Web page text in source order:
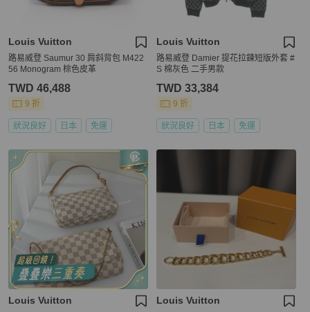
Louis Vuitton
路易威登 Saumur 30 肩斜背包 M422
56 Monogram 棕色皮革
TWD 46,488
9 折
狀況良好 日本 免運
Louis Vuitton
路易威登 Damier 提花拉鍊短版外套 #
S 棉灰色 二手男款
TWD 33,384
9 折
狀況良好 日本 免運
Louis Vuitton Louis Vuitton